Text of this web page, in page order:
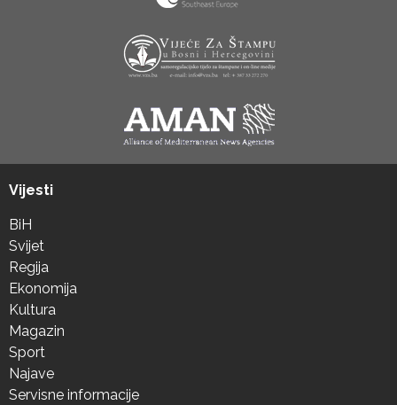
Vijesti
BiH
Svijet
Regija
Ekonomija
Kultura
Magazin
Sport
Najave
Servisne informacije